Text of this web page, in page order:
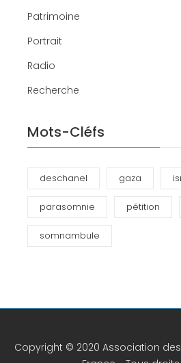
Patrimoine
Portrait
Radio
Recherche
Mots-Cléfs
deschanel gaza
parasomnie pétition
somnambule
Copyright © 2020 Association